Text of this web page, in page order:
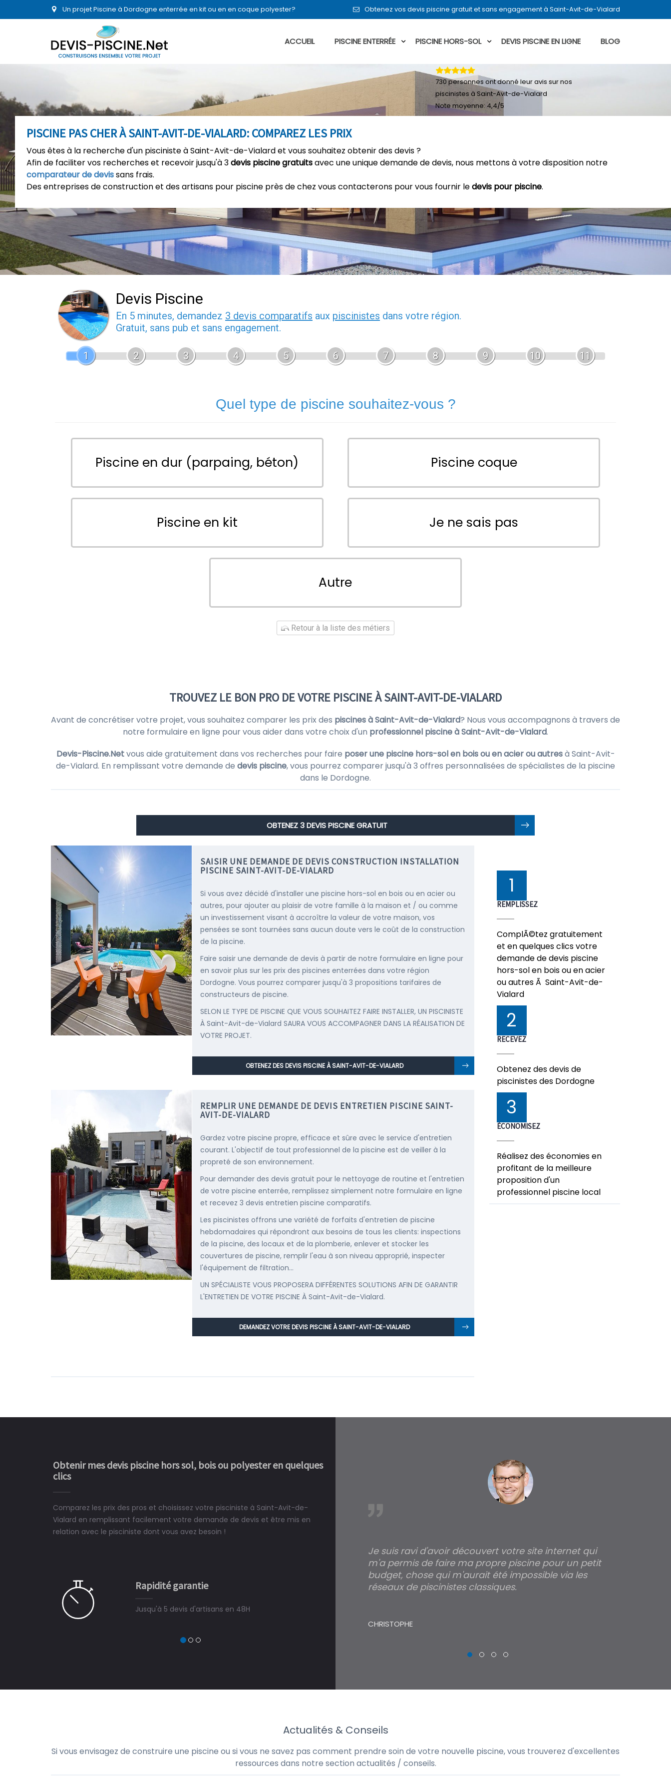
Un projet Piscine à Dordogne enterrée en kit ou en en coque polyester? Obtenez vos devis piscine gratuit et sans engagement à Saint-Avit-de-Vialard
ACCUEIL PISCINE ENTERRÉE PISCINE HORS-SOL DEVIS PISCINE EN LIGNE BLOG
PISCINE PAS CHER À SAINT-AVIT-DE-VIALARD: COMPAREZ LES PRIX
Vous êtes à la recherche d'un pisciniste à Saint-Avit-de-Vialard et vous souhaitez obtenir des devis ?
Afin de faciliter vos recherches et recevoir jusqu'à 3devis piscine gratuitsavec une unique demande de devis, nous mettons à votre disposition notre
comparateur de devissans frais.
Des entreprises de construction et des artisans pour piscine près de chez vous contacterons pour vous fournir ledevis pour piscine.
730personnes ont donné leuravis sur nos
piscinistes à Saint-Avit-de-Vialard
Note moyenne:4,4/5
Devis Piscine
En 5 minutes, demandez 3 devis comparatifs aux piscinistes dans votre région.
Gratuit, sans pub et sans engagement.
1 2 3 4 5 6 7 8 9 10 11
Quel type de piscine souhaitez-vous ?
Piscine en dur (parpaing, béton) Piscine coque
Piscine en kit Je ne sais pas
Autre
Retour à la liste des métiers
TROUVEZ LE BON PRO DE VOTRE PISCINE À SAINT-AVIT-DE-VIALARD
Avant de concrétiser votre projet, vous souhaitez comparer les prix des piscines à Saint-Avit-de-Vialard? Nous vous accompagnons à travers de
notre formulaire en ligne pour vous aider dans votre choix d'un professionnel piscine à Saint-Avit-de-Vialard.
Devis-Piscine.Netvous aide gratuitement dans vos recherches pour faire poser une piscine hors-sol en bois ou en acier ou autresà Saint-Avit-
de-Vialard. En remplissant votre demande de devis piscine, vous pourrez comparer jusqu'à 3 offres personnalisées de spécialistes de la piscine
dans le Dordogne.
OBTENEZ 3 DEVIS PISCINE GRATUIT
SAISIR UNE DEMANDE DE DEVIS CONSTRUCTION INSTALLATION
PISCINE SAINT-AVIT-DE-VIALARD
Si vous avez décidé d'installer une piscine hors-sol en bois ou en acier ou
autres, pour ajouter au plaisir de votre famille à la maison et / ou comme
un investissement visant à accroître la valeur de votre maison, vos
pensées se sont tournées sans aucun doute vers le coût de la construction
de la piscine.
Faire saisir une demande de devis à partir de notre formulaire en ligne pour
en savoir plus sur les prix des piscines enterrées dans votre région
Dordogne. Vous pourrez comparer jusqu'à 3 propositions tarifaires de
constructeurs de piscine.
SELON LE TYPE DE PISCINE QUE VOUS SOUHAITEZ FAIRE INSTALLER, UN PISCINISTE
À Saint-Avit-de-Vialard SAURA VOUS ACCOMPAGNER DANS LA RÉALISATION DE
VOTRE PROJET.
OBTENEZ DES DEVIS PISCINE À SAINT-AVIT-DE-VIALARD
REMPLIR UNE DEMANDE DE DEVIS ENTRETIEN PISCINE SAINT-
AVIT-DE-VIALARD
Gardez votre piscine propre, efficace et sûre avec le service d'entretien
courant. L'objectif de tout professionnel de la piscine est de veiller à la
propreté de son environnement.
Pour demander des devis gratuit pour le nettoyage de routine et l'entretien
de votre piscine enterrée, remplissez simplement notre formulaire en ligne
et recevez 3 devis entretien piscine comparatifs.
Les piscinistes offrons une variété de forfaits d'entretien de piscine
hebdomadaires qui répondront aux besoins de tous les clients: inspections
de la piscine, des locaux et de la plomberie, enlever et stocker les
couvertures de piscine, remplir l'eau à son niveau approprié, inspecter
l'équipement de filtration...
UN SPÉCIALISTE VOUS PROPOSERA DIFFÉRENTES SOLUTIONS AFIN DE GARANTIR
L'ENTRETIEN DE VOTRE PISCINE À Saint-Avit-de-Vialard.
DEMANDEZ VOTRE DEVIS PISCINE À SAINT-AVIT-DE-VIALARD
1
REMPLISSEZ
ComplÃ©tez gratuitement
et en quelques clics votre
demande de devis piscine
hors-sol en bois ou en acier
ou autres Ã Saint-Avit-de-
Vialard
2
RECEVEZ
Obtenez des devis de
piscinistes des Dordogne
3
ÉCONOMISEZ
Réalisez des économies en
profitant de la meilleure
proposition d'un
professionnel piscine local
Obtenir mes devis piscine hors sol, bois ou polyester en quelques
clics
Comparez les prix des pros et choisissez votre pisciniste à Saint-Avit-de-
Vialard en remplissant facilement votre demande de devis et être mis en
relation avec le pisciniste dont vous avez besoin !
Rapidité garantie
Jusqu'à 5 devis d'artisans en 48H
ne peut plus s'en passer.
Le rêve devient enfin réalité, une piscine est bien
construit chez moi.
Je suis ravi d'avoir découvert votre site internet qui
m'a permis de faire ma propre piscine pour un petit
budget, chose qui m'aurait été impossible via les
réseaux de piscinistes classiques.
CHRISTOPHE
Actualités & Conseils
Si vous envisagez de construire une piscine ou si vous ne savez pas comment prendre soin de votre nouvelle piscine, vous trouverez d'excellentes
ressources dans notre section actualités / conseils.